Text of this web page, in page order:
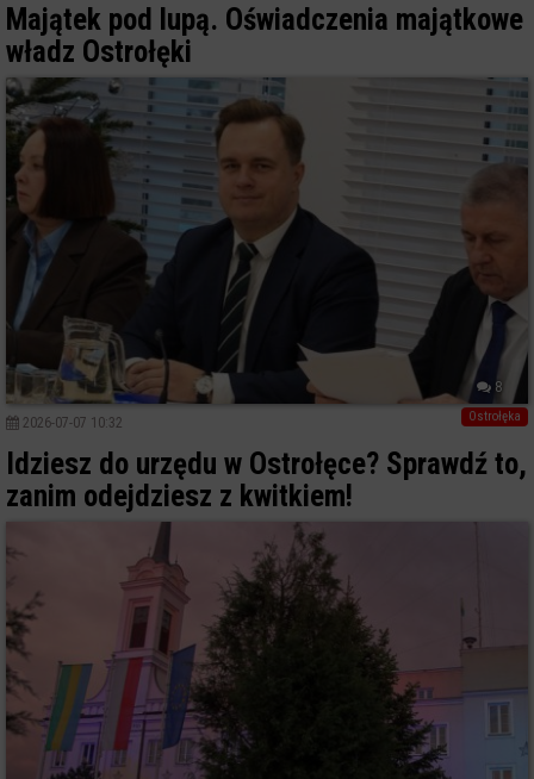
Majątek pod lupą. Oświadczenia majątkowe
władz Ostrołęki
8
Ostrołęka
2026-07-07 10:32
Idziesz do urzędu w Ostrołęce? Sprawdź to,
zanim odejdziesz z kwitkiem!